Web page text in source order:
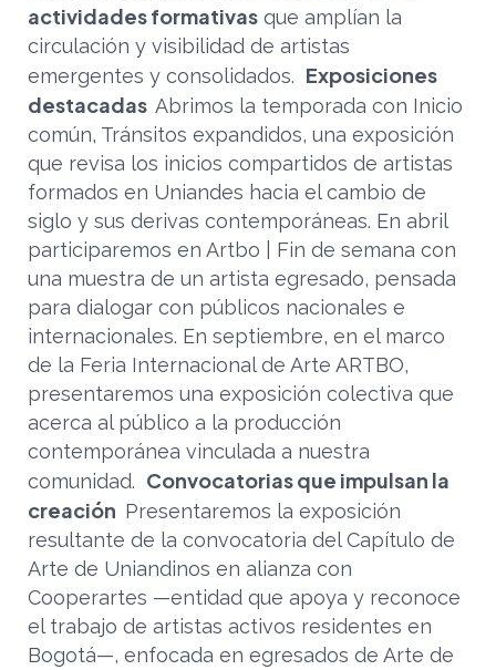
actividades formativas que amplían la
circulación y visibilidad de artistas
emergentes y consolidados. Exposiciones
destacadas Abrimos la temporada con Inicio
común, Tránsitos expandidos, una exposición
que revisa los inicios compartidos de artistas
formados en Uniandes hacia el cambio de
siglo y sus derivas contemporáneas. En abril
participaremos en Artbo | Fin de semana con
una muestra de un artista egresado, pensada
para dialogar con públicos nacionales e
internacionales. En septiembre, en el marco
de la Feria Internacional de Arte ARTBO,
presentaremos una exposición colectiva que
acerca al público a la producción
contemporánea vinculada a nuestra
comunidad. Convocatorias que impulsan la
creación Presentaremos la exposición
resultante de la convocatoria del Capítulo de
Arte de Uniandinos en alianza con
Cooperartes —entidad que apoya y reconoce
el trabajo de artistas activos residentes en
Bogotá—, enfocada en egresados de Arte de